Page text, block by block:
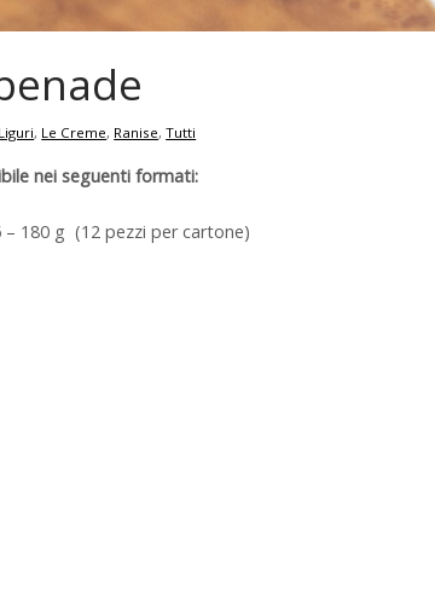
, Le Creme, Ranise,Tutti
nei seguenti formati:
– 180 g (12 pezzi per cartone)